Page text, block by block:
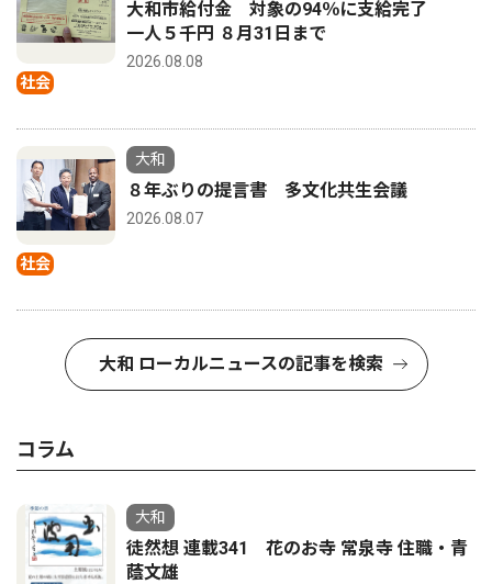
社会
大和市給付金 対象の94％に支給完了
一人５千円 ８月31日まで
2026.08.08
社会
大和
８年ぶりの提言書 多文化共生会議
2026.08.07
大和 ローカルニュースの記事を検索
コラム
大和
徒然想 連載341 花のお寺 常泉寺 住職・青
蔭文雄